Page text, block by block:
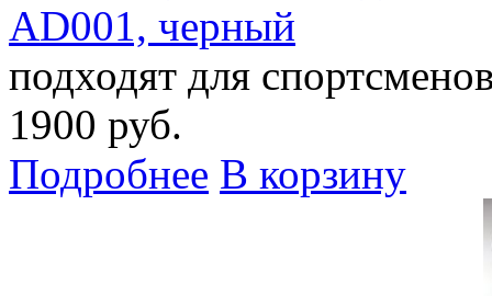
AD001, черный
подходят для
1900 руб.
Подробнее В корзину